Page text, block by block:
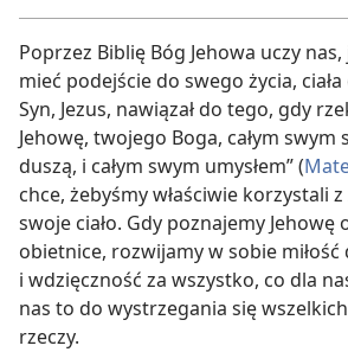
Poprzez Biblię Bóg Jehowa uczy
mieć podejście do swego życia, ciała
Syn, Jezus, nawiązał do tego, gdy
Jehowę, twojego Boga, całym swym
duszą, i całym swym umysłem” (
chce, żebyśmy właściwie korzystali
swoje ciało. Gdy poznajemy Jehowę
obietnice, rozwijamy w sobie miłość
i wdzięczność za wszystko, co dla
nas to do wystrzegania się
rzeczy.